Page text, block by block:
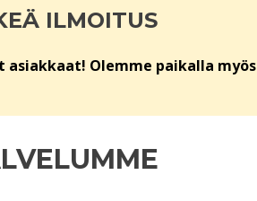
ILMOITUS
asiakkaat! Olemme paikalla